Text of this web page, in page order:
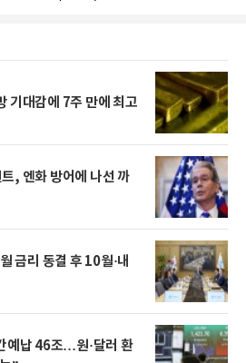
기대감에 7주 만에 최고
, 엔화 방어에 나선 까
금리 동결 후 10월·내
예납 46조…원·달러 환